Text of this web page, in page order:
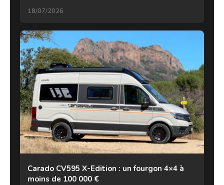
18/07/2026
Carado CV595 X-Edition : un fourgon 4×4 à
moins de 100 000 €